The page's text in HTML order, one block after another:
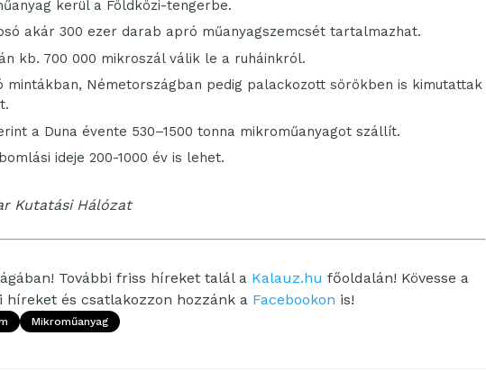
kerül a Földközi-tengerbe.
akár 300 ezer darab apró műanyagszemcsét tartalmazhat.
kb. 700 000 mikroszál válik le a ruháinkról.
mintákban, Németországban pedig palackozott sörökben is kimutattak
a Duna évente 530–1500 tonna mikroműanyagot szállít.
ideje 200-1000 év is lehet.
Kutatási Hálózat
További friss híreket talál a Kalauz.hu főoldalán! Kövesse a
híreket és csatlakozzon hozzánk a Facebookon is!
Mikroműanyag